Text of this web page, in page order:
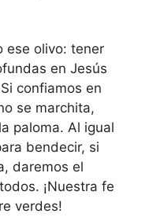
ese olivo: tener
en Jesús
confiamos en
se marchita,
paloma. Al igual
bendecir, si
daremos el
¡Nuestra fe
verdes!